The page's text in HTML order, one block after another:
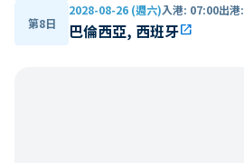
第8日
2028-08-26 (週六)入港: 07:00出港:
巴倫西亞, 西班牙open_in_new